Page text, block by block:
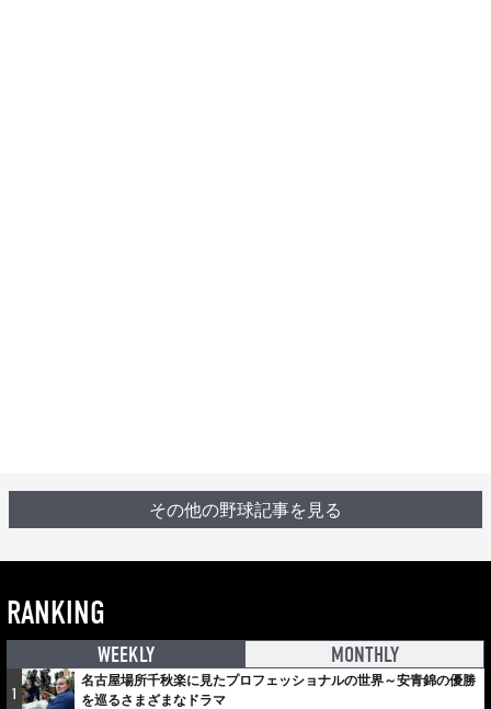
その他の野球記事を見る
RANKING
WEEKLY MONTHLY
1
名古屋場所千秋楽に見たプロフェッショナルの世界～安青錦の優勝
を巡るさまざまなドラマ